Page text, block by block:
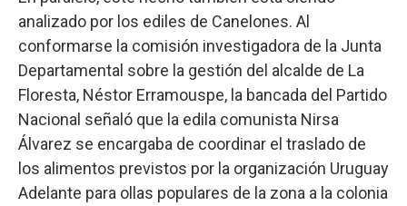
analizado por los ediles de Canelones. Al
conformarse la comisión investigadora de la Junta
Departamental sobre la gestión del alcalde de La
Floresta, Néstor Erramouspe, la bancada del Partido
Nacional señaló que la edila comunista Nirsa
Álvarez se encargaba de coordinar el traslado de
los alimentos previstos por la organización Uruguay
Adelante para ollas populares de la zona a la colonia